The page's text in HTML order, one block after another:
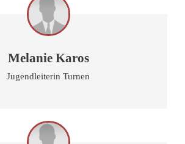
Melanie Karos
Jugendleiterin Turnen